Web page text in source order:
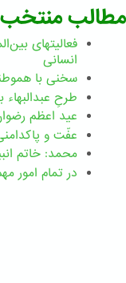
مطالب منتخب
فعالیتهای
انسانی
سخنی با
طرحِ عبدالبهاء
عید اعظم
عفّت و
محمد: خاتم
در تمام امور